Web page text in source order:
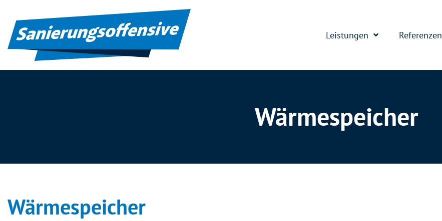
Leistungen Referenzen
Wärmespeicher
Wärmespeicher